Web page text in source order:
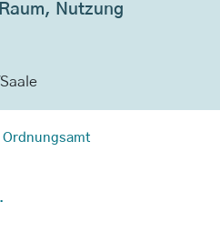
Nutzung
Ordnungsamt